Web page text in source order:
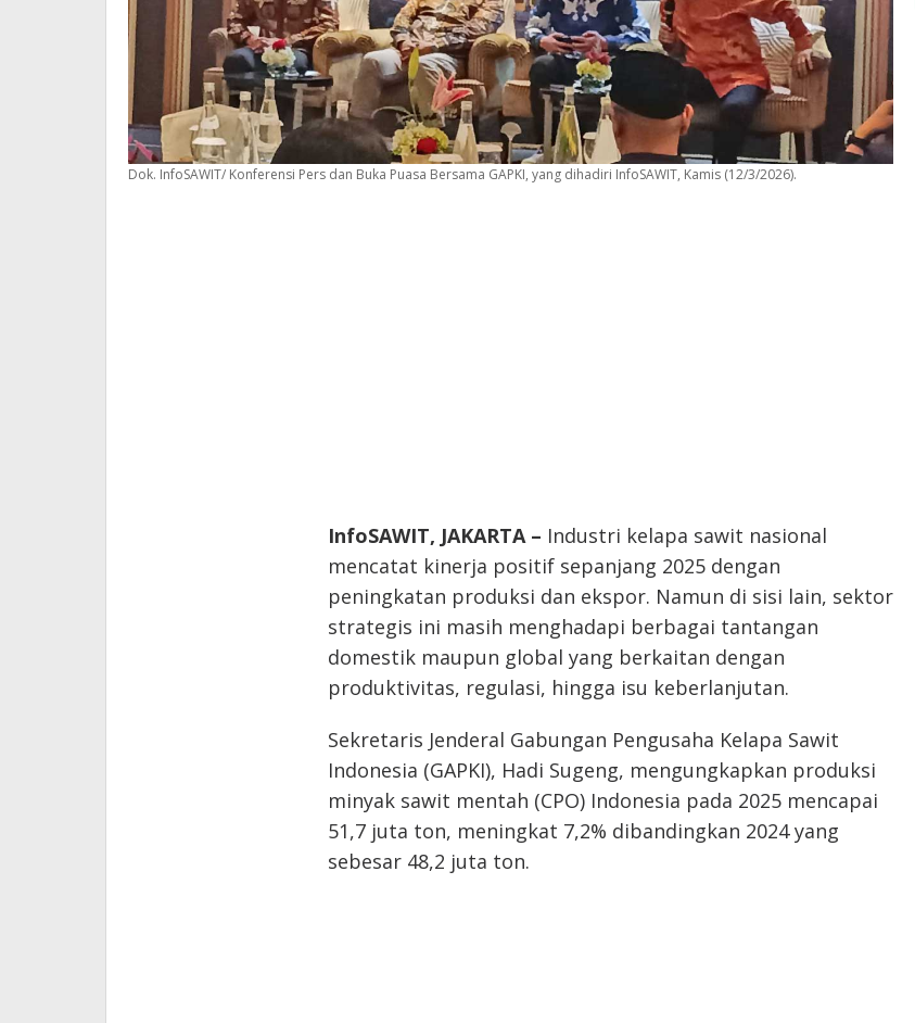
Dok. InfoSAWIT/ Konferensi Pers dan Buka Puasa Bersama GAPKI, yang dihadiri InfoSAWIT, Kamis (12/3/2026).
InfoSAWIT, JAKARTA – Industri kelapa sawit nasional
mencatat kinerja positif sepanjang 2025 dengan
peningkatan produksi dan ekspor. Namun di sisi lain, sektor
strategis ini masih menghadapi berbagai tantangan
domestik maupun global yang berkaitan dengan
produktivitas, regulasi, hingga isu keberlanjutan.
Sekretaris Jenderal Gabungan Pengusaha Kelapa Sawit
Indonesia (GAPKI), Hadi Sugeng, mengungkapkan produksi
minyak sawit mentah (CPO) Indonesia pada 2025 mencapai
51,7 juta ton, meningkat 7,2% dibandingkan 2024 yang
sebesar 48,2 juta ton.